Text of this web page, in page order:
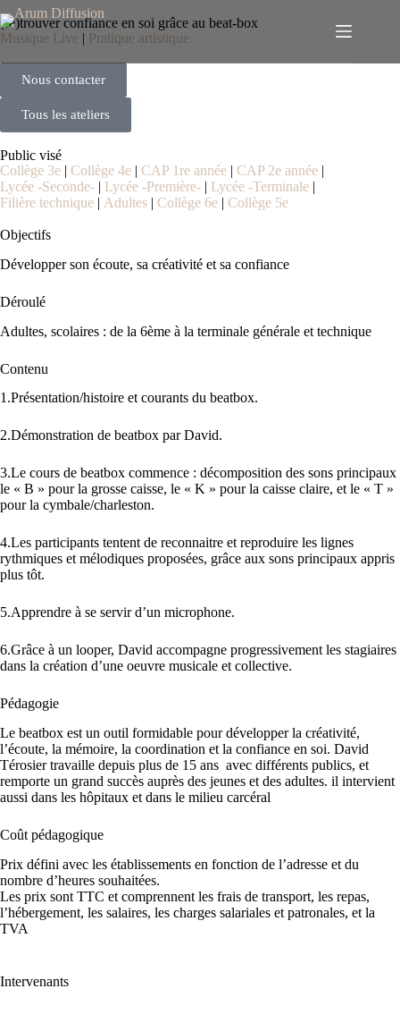
Panneau de gestion des cookies
(re)trouver confiance en soi grâce au beat-box
Musique Live | Pratique artistique
Nous contacter
Tous les ateliers
Public visé
Collège 3e | Collège 4e | CAP 1re année | CAP 2e année |
Lycée -Seconde- | Lycée -Première- | Lycée -Terminale |
Filière technique | Adultes | Collège 6e | Collège 5e
Objectifs
Développer son écoute, sa créativité et sa confiance
Déroulé
Adultes, scolaires : de la 6ème à la terminale générale et technique
Contenu
1.Présentation/histoire et courants du beatbox.
2.Démonstration de beatbox par David.
3.Le cours de beatbox commence : décomposition des sons principaux
le « B » pour la grosse caisse, le « K » pour la caisse claire, et le « T »
pour la cymbale/charleston.
4.Les participants tentent de reconnaitre et reproduire les lignes
rythmiques et mélodiques proposées, grâce aux sons principaux appris
plus tôt.
5.Apprendre à se servir d’un microphone.
6.Grâce à un looper, David accompagne progressivement les stagiaires
dans la création d’une oeuvre musicale et collective.
Pédagogie
Le beatbox est un outil formidable pour développer la créativité,
l’écoute, la mémoire, la coordination et la confiance en soi. David
Térosier travaille depuis plus de 15 ans avec différents publics, et
remporte un grand succès auprès des jeunes et des adultes. il intervient
aussi dans les hôpitaux et dans le milieu carcéral
Coût pédagogique
Prix défini avec les établissements en fonction de l’adresse et du
nombre d’heures souhaitées.
Les prix sont TTC et comprennent les frais de transport, les repas,
l’hébergement, les salaires, les charges salariales et patronales, et la
TVA
Intervenants